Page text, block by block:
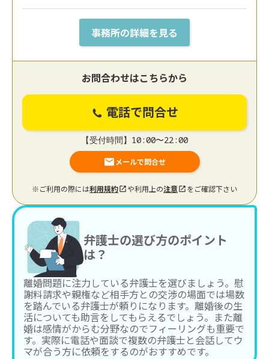
事務所の詳細を見る
お問合わせはこちらから
電話で問合せ
【受付時間】10:00〜22:00
メールで問合せ
※ご利用の際には利用規約 や利用上の注意 をご確認下さい
弁護士の選び方のポイント
は？
離婚問題に注力している弁護士を選びましょう。慰
謝料請求や親権など相手方との交渉の場面では場数
を踏んでいる弁護士が頼りになります。離婚後の生
活についても助言をしてもらえるでしょう。また離
婚は感情がからむ分野なのでフィーリングも重要で
す。実際に電話や面談で複数の弁護士と会話してウ
マが合う方に依頼をするのがおすすめです。